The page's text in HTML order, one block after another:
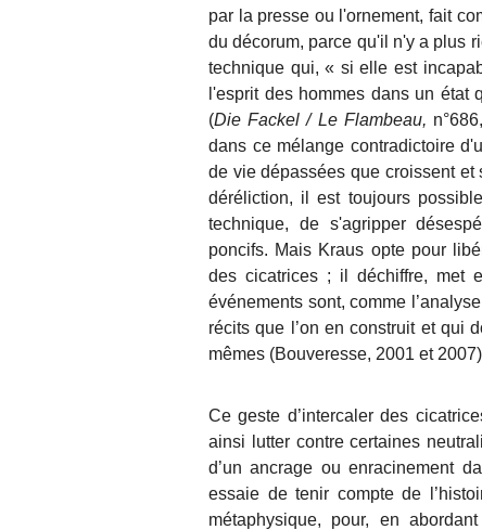
par la presse ou l'ornement, fait
du décorum, parce qu'il n'y a plus
technique qui, « si elle est
l'esprit des hommes dans un
(Die Fackel / Le Flambeau,
dans ce mélange contradictoire
de vie dépassées que croissent et
déréliction, il est toujours
technique, de s'agripper
poncifs. Mais Kraus opte pour
des cicatrices ; il déchiffre, met
événements sont, comme
récits que l’on en construit et qui
mêmes (Bouveresse, 2001 et
Ce geste d’intercaler des
ainsi lutter contre certaines
d’un ancrage ou enracinement
essaie de tenir compte de
métaphysique, pour, en